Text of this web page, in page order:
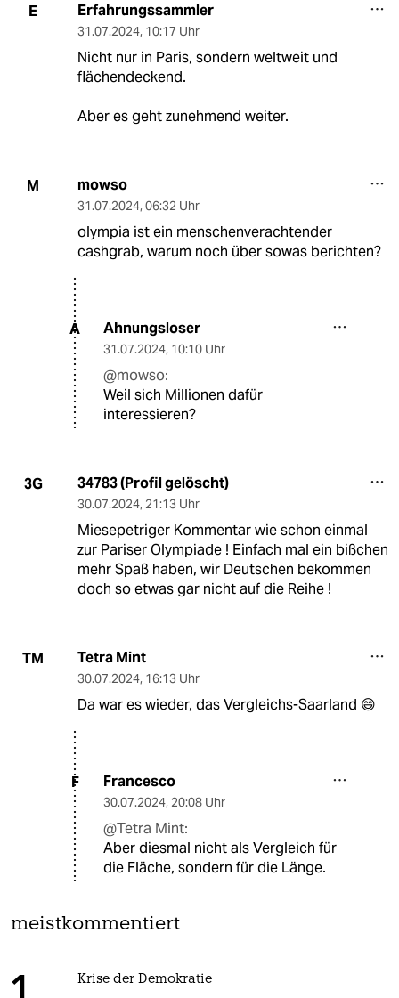
E Erfahrungssammler
31.07.2024, 10:17 Uhr
Nicht nur in Paris, sondern weltweit und
flächendeckend.
Aber es geht zunehmend weiter.
M mowso
31.07.2024, 06:32 Uhr
olympia ist ein menschenverachtender
cashgrab, warum noch über sowas berichten?
A Ahnungsloser
31.07.2024, 10:10 Uhr
@mowso:
Weil sich Millionen dafür
interessieren?
3G 34783 (Profil gelöscht)
30.07.2024, 21:13 Uhr
Miesepetriger Kommentar wie schon einmal
zur Pariser Olympiade ! Einfach mal ein bißchen
mehr Spaß haben, wir Deutschen bekommen
doch so etwas gar nicht auf die Reihe !
TM Tetra Mint
30.07.2024, 16:13 Uhr
Da war es wieder, das Vergleichs-Saarland 😄
F Francesco
30.07.2024, 20:08 Uhr
@Tetra Mint:
Aber diesmal nicht als Vergleich für
die Fläche, sondern für die Länge.
meistkommentiert
Krise der Demokratie